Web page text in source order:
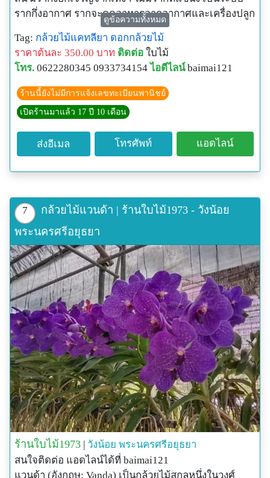
รากกึ่งอากาศ รากจะดูดอาหารจากอากาศและเครื่องปลูก
ลักษณะของกล้วยไม้แคทลียา
จะมีเป็นลำลูกกล้วย บางชนิดลำลูกกล้วยเป็นข้อปล้อง ลำ
ปล้องมีหน้าที่เก็บสะสมอาหาร ส่วนที่เหนือข้อที่โคนลำ จะ
มีตา 2 ตา คือตาซ้าย และตาขวา ตาที่ลำจะแตกใหม่ง่าย
ที่สุด บางชนิดที่ลำลูกกล้วยอ้วนป้อม บางชนิดเป็นรูปทรง
กระบอกหรือบิดเป็นเกลียวเล็กน้อย
ดูข้อความทั้งหมด
Tag: กล้วยไม้แคทลียา ดอกกล้วยไม้
ราคาต้นละ 350.00 บาท ติดต่อ ใบไม้
โทร. 0622280345 0933734154 ไอดีไลน์ baimai121
ร้านนี้ยังไม่มีการแจ้งเลขทะเบียนพานิชย์
เปิดร้านมาแล้ว 17 ปี 10 เดือน
ส่งอีเมล โทรศัพท์ แอดไลน์
7
กล้วยไม้แวนด้า | ร้านใบไม้1973 - วังน้อย
พระนครศรีอยุธยา
ร้านใบไม้1973 วังน้อย พระนครศรีอยุธยา
สนใจติดต่อ แอดไลน์ได้ที่ baimai121
แวนด้า (อังกฤษ: Vanda) เป็นกล้วยไม้สกุลหนึ่งในวงศ์